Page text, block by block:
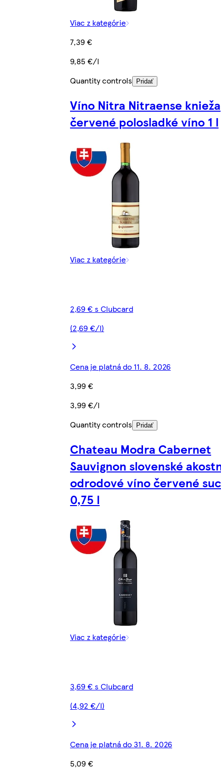
Viac z kategórie
7,39 €
9,85 €/l
Quantity controls
Pridať
Víno Nitra Nitraense knieža
červené polosladké víno 1 l
Viac z kategórie
2,69 € s Clubcard
(2,69 €/l)
Cena je platná do 11. 8. 2026
3,99 €
3,99 €/l
Quantity controls
Pridať
Chateau Modra Cabernet
Sauvignon slovenské
odrodové víno červené
0,75 l
Viac z kategórie
3,69 € s Clubcard
(4,92 €/l)
Cena je platná do 31. 8. 2026
5,09 €